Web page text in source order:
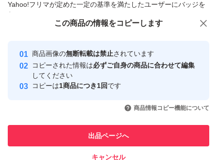
Yahoo!フリマが定めた一定の基準を満たしたユーザーにバッジを
付与しています
安心取引出品者
心・安全なユーザーです
取引実績
引を完了させた実績があります
での取引実績があります
この商品の情報をコピーします
商品画像の無断転載は禁止されています
コピーされた情報は必ずご自身の商品に合わせて編集
してください
コピーは1商品につき1回です
商品情報コピー機能について
出品ページへ
キャンセル
この商品をみている人にオススメ